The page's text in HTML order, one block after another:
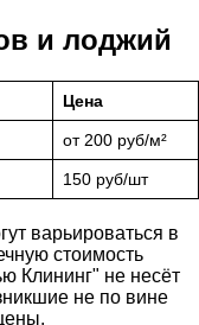
и лоджий
Цена
от 200 руб/м²
150 руб/шт
варьироваться в
стоимость
Клининг" не несёт
не по вине